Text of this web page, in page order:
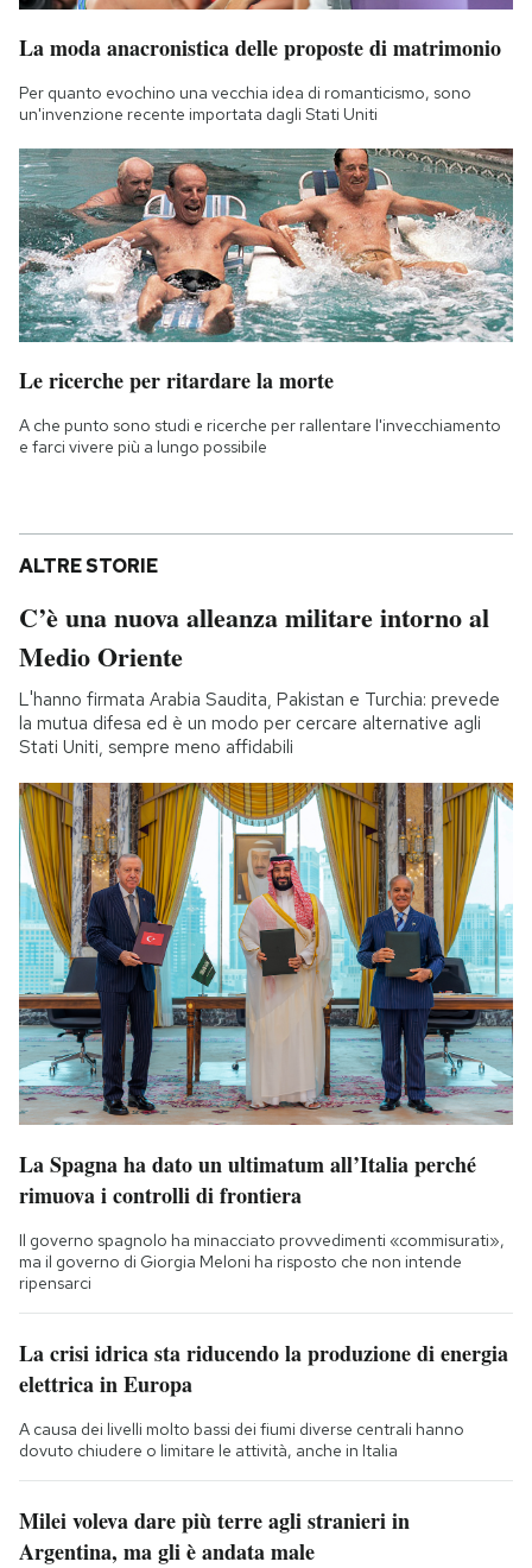
La moda anacronistica delle proposte di matrimonio
Per quanto evochino una vecchia idea di romanticismo, sono
un'invenzione recente importata dagli Stati Uniti
Le ricerche per ritardare la morte
A che punto sono studi e ricerche per rallentare l'invecchiamento
e farci vivere più a lungo possibile
ALTRE STORIE
C’è una nuova alleanza militare intorno al
Medio Oriente
L'hanno firmata Arabia Saudita, Pakistan e Turchia: prevede
la mutua difesa ed è un modo per cercare alternative agli
Stati Uniti, sempre meno affidabili
La Spagna ha dato un ultimatum all’Italia perché
rimuova i controlli di frontiera
Il governo spagnolo ha minacciato provvedimenti «commisurati»,
ma il governo di Giorgia Meloni ha risposto che non intende
ripensarci
La crisi idrica sta riducendo la produzione di energia
elettrica in Europa
A causa dei livelli molto bassi dei fiumi diverse centrali hanno
dovuto chiudere o limitare le attività, anche in Italia
Milei voleva dare più terre agli stranieri in
Argentina, ma gli è andata male